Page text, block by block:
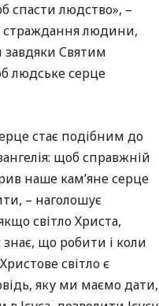
спасти людство», –
страждання людини,
завдяки Святим
людське серце
стає подібним до
щоб справжній
наше кам’яне серце
– наголошує
світло Христа,
що робити і коли
світло є
яку ми маємо дати,